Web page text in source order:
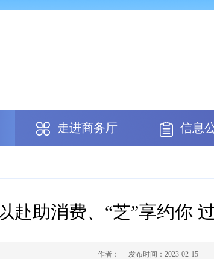
走进商务厅 信息
赴助消费、“芝”享约你
作者： 发布时间： 2023-02-15